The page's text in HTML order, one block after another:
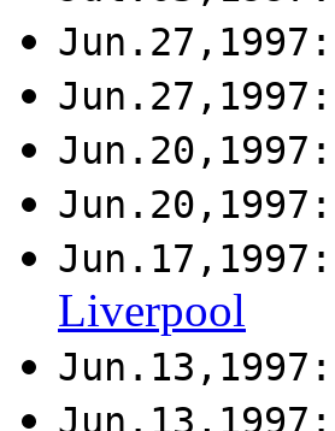
Jun.27,1997:
Jun.27,1997:
Jun.20,1997:
Jun.20,1997:
Jun.17,1997:
Liverpool
Jun.13,1997:
Jun.13,1997: